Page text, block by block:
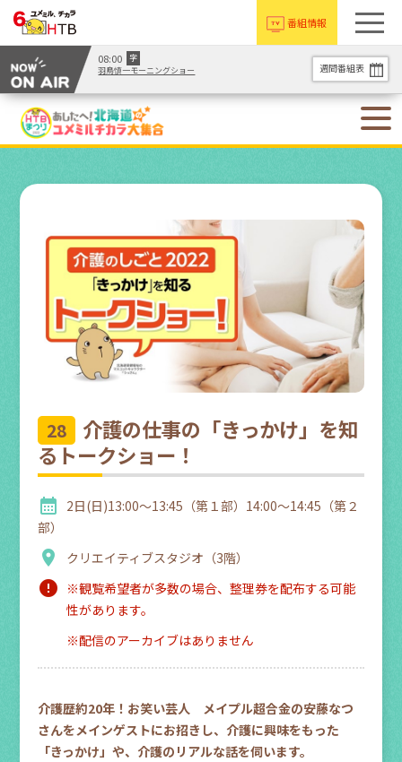
番組情報
08:00
字
羽鳥慎一モーニングショー
週間番組表
28
介護の仕事の「きっかけ」を知
るトークショー！
calendar_month 2日(日)13:00～13:45（第１部）14:00～14:45（第２
部）
location_on クリエイティブスタジオ（3階）
error ※観覧希望者が多数の場合、整理券を配布する可能
性があります。
※配信のアーカイブはありません
介護歴約20年！お笑い芸人 メイプル超合金の安藤なつ
さんをメインゲストにお招きし、介護に興味をもった
「きっかけ」や、介護のリアルな話を伺います。